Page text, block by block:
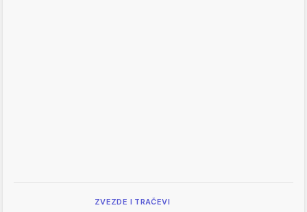
ZVEZDE I TRAČEVI